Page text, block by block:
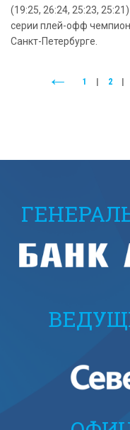
(19:25, 26:24, 25:23,
серии плей-офф
Санкт-Петербурге.
1 2